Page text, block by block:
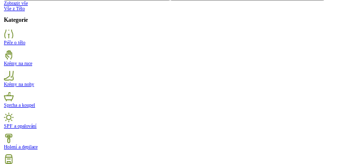
Zobrazit vše
Vše z Tělo
Kategorie
Péče o tělo
Krémy na ruce
Krémy na nohy
Sprcha a koupel
SPF a opalování
Holení a depilace